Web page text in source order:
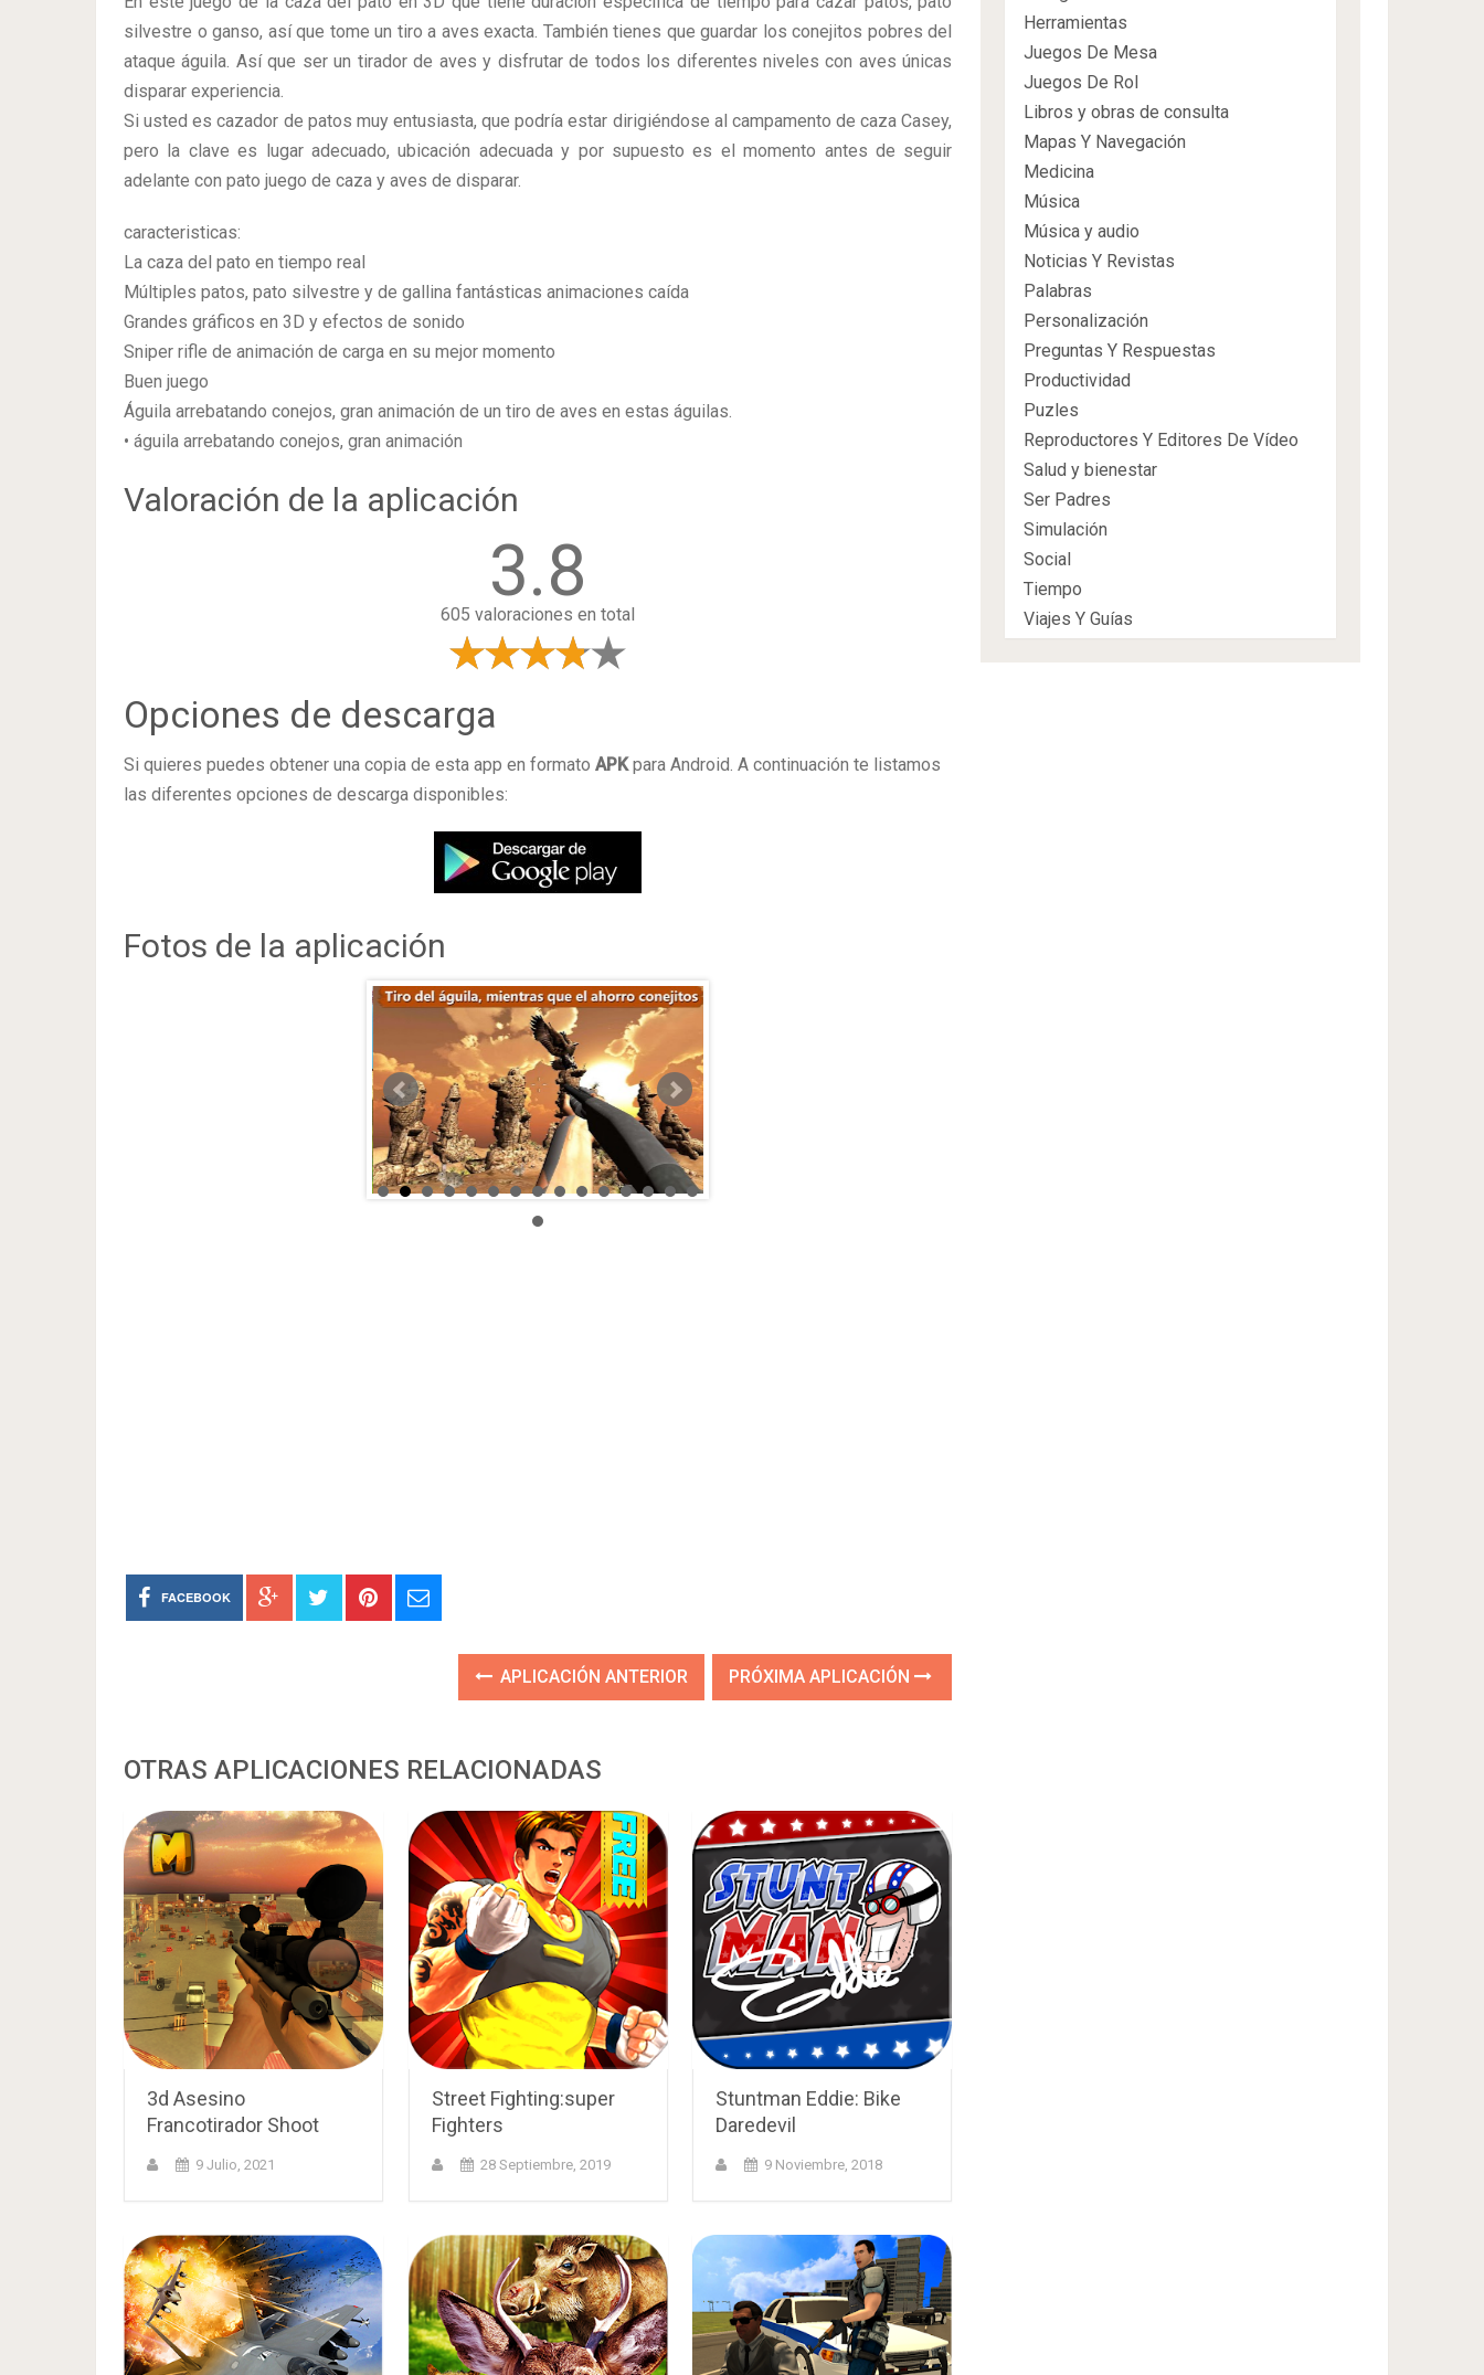
silvestre o ganso, así que tome un tiro a aves exacta. También tienes que guardar los conejitos pobres del
ataque águila. Así que ser un tirador de aves y disfrutar de todos los diferentes niveles con aves únicas
disparar experiencia.
Si usted es cazador de patos muy entusiasta, que podría estar dirigiéndose al campamento de caza Casey,
pero la clave es lugar adecuado, ubicación adecuada y por supuesto es el momento antes de seguir
adelante con pato juego de caza y aves de disparar.
caracteristicas:
La caza del pato en tiempo real
Múltiples patos, pato silvestre y de gallina fantásticas animaciones caída
Grandes gráficos en 3D y efectos de sonido
Sniper rifle de animación de carga en su mejor momento
Buen juego
Águila arrebatando conejos, gran animación de un tiro de aves en estas águilas.
• águila arrebatando conejos, gran animación
Valoración de la aplicación
3.8
605 valoraciones en total
Opciones de descarga
Si quieres puedes obtener una copia de esta app en formato APKpara Android. A continuación te listamos
las diferentes opciones de descarga disponibles:
Fotos de la aplicación
FACEBOOK
APLICACIÓN ANTERIOR PRÓXIMA APLICACIÓN
OTRAS APLICACIONES RELACIONADAS
3d Asesino
Francotirador Shoot
9 Julio, 2021
Street Fighting:super
Fighters
28 Septiembre, 2019
Stuntman Eddie: Bike
Daredevil
9 Noviembre, 2018
Herramientas
Juegos De Mesa
Juegos De Rol
Libros y obras de consulta
Mapas Y Navegación
Medicina
Música
Música y audio
Noticias Y Revistas
Palabras
Personalización
Preguntas Y Respuestas
Productividad
Puzles
Reproductores Y Editores De Vídeo
Salud y bienestar
Ser Padres
Simulación
Social
Tiempo
Viajes Y Guías